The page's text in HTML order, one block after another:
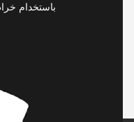
باستخدام